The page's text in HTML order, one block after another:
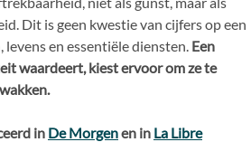
Dit is geen kwestie van cijfers op een
levens en essentiële diensten. Een
waardeert, kiest ervoor om ze te
in De Morgenen in La Libre